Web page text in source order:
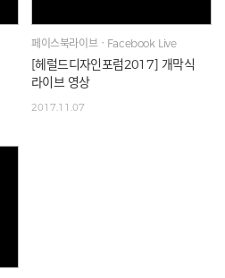
페이스북라이브ㆍFacebook Live
[헤럴드디자인포럼2017] 개막식
라이브 영상
2017.11.07